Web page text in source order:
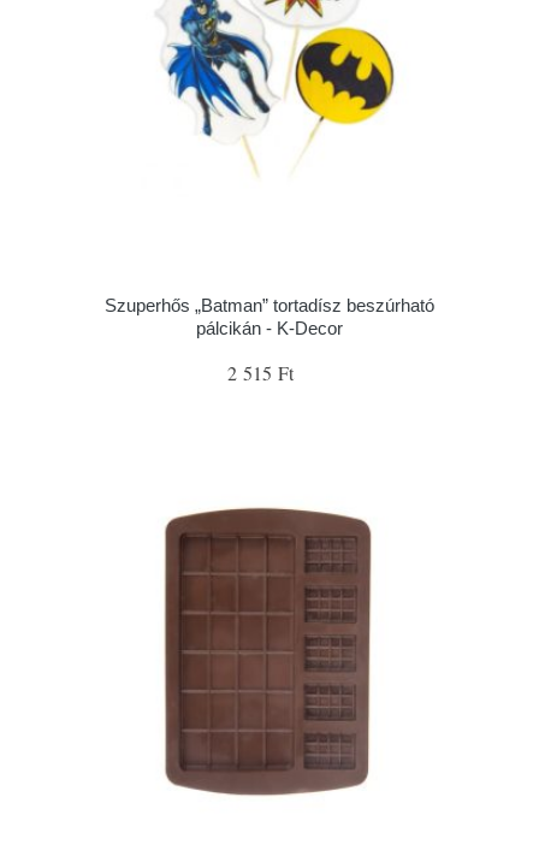
Szuperhős „Batman” tortadísz beszúrható
pálcikán - K-Decor
2 515 Ft